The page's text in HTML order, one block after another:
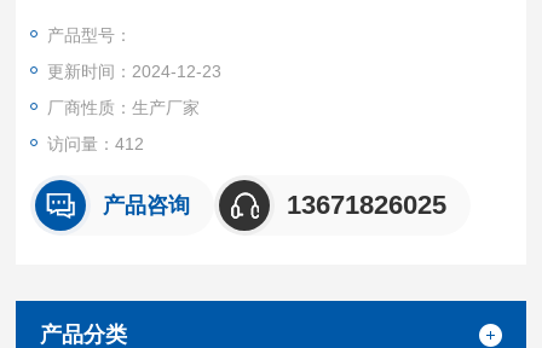
产品型号：
更新时间：2024-12-23
厂商性质：生产厂家
访问量：412
产品咨询 13671826025
产品分类